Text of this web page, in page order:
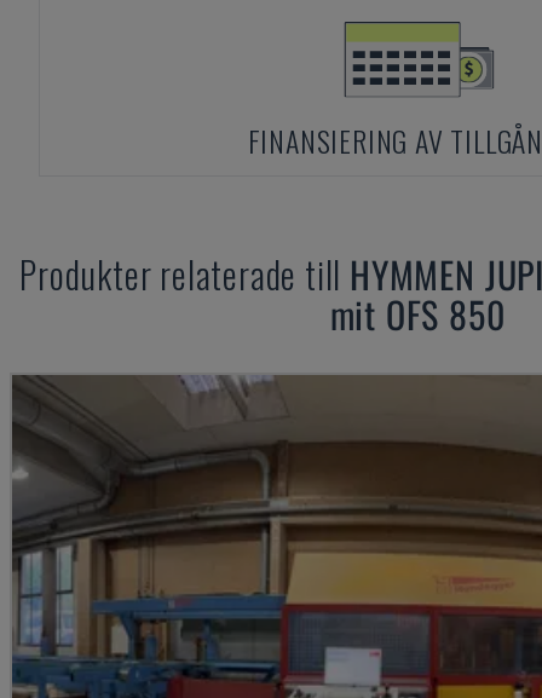
FINANSIERING AV
Produkter relaterade till HYMMEN
mit OFS 850